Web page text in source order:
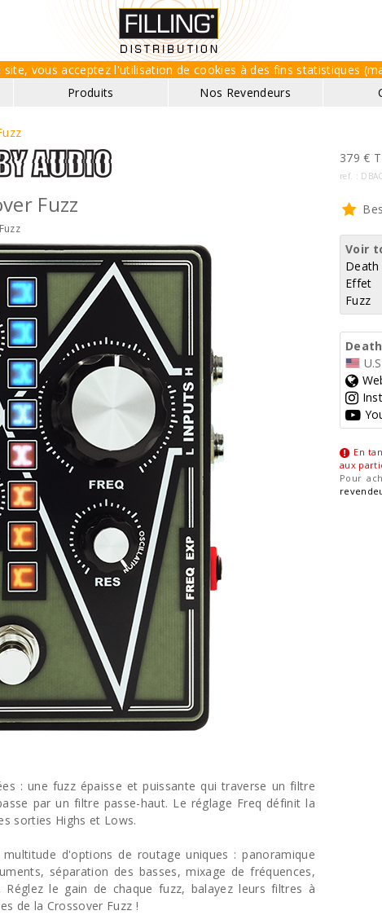
vous acceptez l'utilisation de cookies à des fins statistiques
Produits Nos Revendeurs
Fuzz
Fuzz
: une fuzz épaisse et puissante qui traverse un filtre
par un filtre passe-haut. Le réglage Freq définit la
sorties Highs et Lows.
d'options de routage uniques : panoramique
séparation des basses, mixage de fréquences,
le gain de chaque fuzz, balayez leurs filtres à
de la Crossover Fuzz !
379 €
ref. :
Voir
Death
Effet
Fuzz
En
aux
Pour